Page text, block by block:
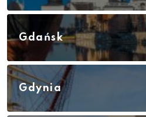
Gdańsk
Gdynia